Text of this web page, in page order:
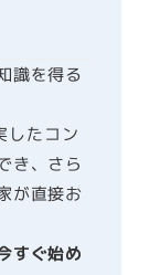
識を得る
したコン
き、さら
が直接お
すぐ始め